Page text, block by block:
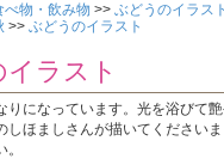
べ物・飲み物 >> ぶどうのイラスト
>> ぶどうのイラスト
ラスト
りになっています。光を浴びて
しほましさんが描いてください